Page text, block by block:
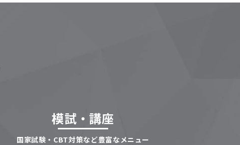
模試・講座
国家試験・CBT対策など豊富なメニュー